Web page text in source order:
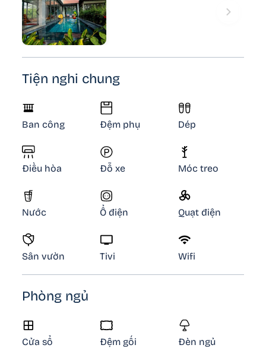
Tiện nghi chung
Ban công Đệm phụ Dép
Điều hòa Đỗ xe Móc treo
Nước Ổ điện Quạt điện
Sân vườn Tivi Wifi
Phòng ngủ
Cửa sổ Đệm gối Đèn ngủ